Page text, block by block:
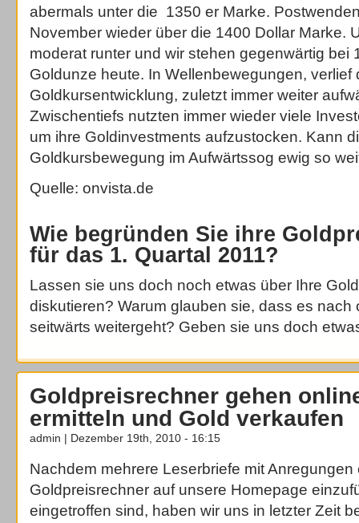
abermals unter die 1350 er Marke.
November wieder über die 1400 Dollar Marke.
moderat runter und wir stehen gegenwärtig bei
Goldunze heute. In Wellenbewegungen, verlief
Goldkursentwicklung, zuletzt immer weiter
Zwischentiefs nutzten immer wieder viele
um ihre Goldinvestments aufzustocken. Kann
Goldkursbewegung im Aufwärtssog ewig so
Quelle: onvista.de
Wie begründen Sie ihre
für das 1. Quartal 2011?
Lassen sie uns doch noch etwas über Ihre
diskutieren? Warum glauben sie, dass es nach
seitwärts weitergeht? Geben sie uns doch
Goldpreisrechner gehen
ermitteln und Gold verkaufen
admin | Dezember 19th, 2010 - 16:15
Nachdem mehrere Leserbriefe mit Anregungen
Goldpreisrechner auf unsere Homepage
eingetroffen sind, haben wir uns in letzter Zeit